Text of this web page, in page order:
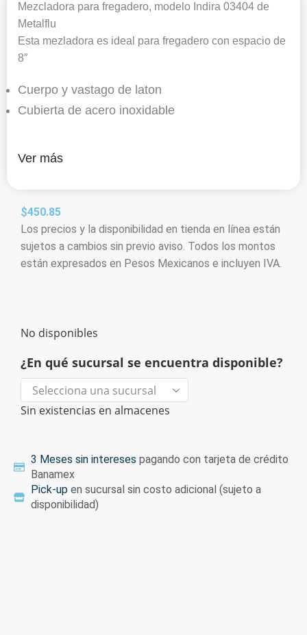
Mezcladora para fregadero, modelo Indira 03404 de
Metalflu
Esta mezladora es ideal para fregadero con espacio de
8″
Cuerpo y vastago de laton
Cubierta de acero inoxidable
Ver más
$450.85
Los precios y la disponibilidad en tienda en línea están
sujetos a cambios sin previo aviso. Todos los montos
están expresados en Pesos Mexicanos e incluyen IVA.
No disponibles
¿En qué sucursal se encuentra disponible?
Sin existencias en almacenes
3 Meses sin intereses pagando con tarjeta de crédito
Banamex
Pick-up en sucursal sin costo adicional (sujeto a
disponibilidad)